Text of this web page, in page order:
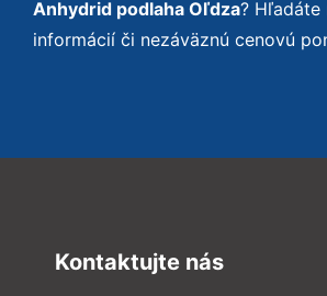
Anhydrid podlaha Oľdza? Hľadáte
informácií či nezáväznú cenovú
Kontaktujte nás